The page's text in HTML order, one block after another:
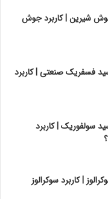
شیرین | کاربرد جوش
فسفریک صنعتی | کاربرد
سولفوریک | کاربرد
| کاربرد سوکرالوز